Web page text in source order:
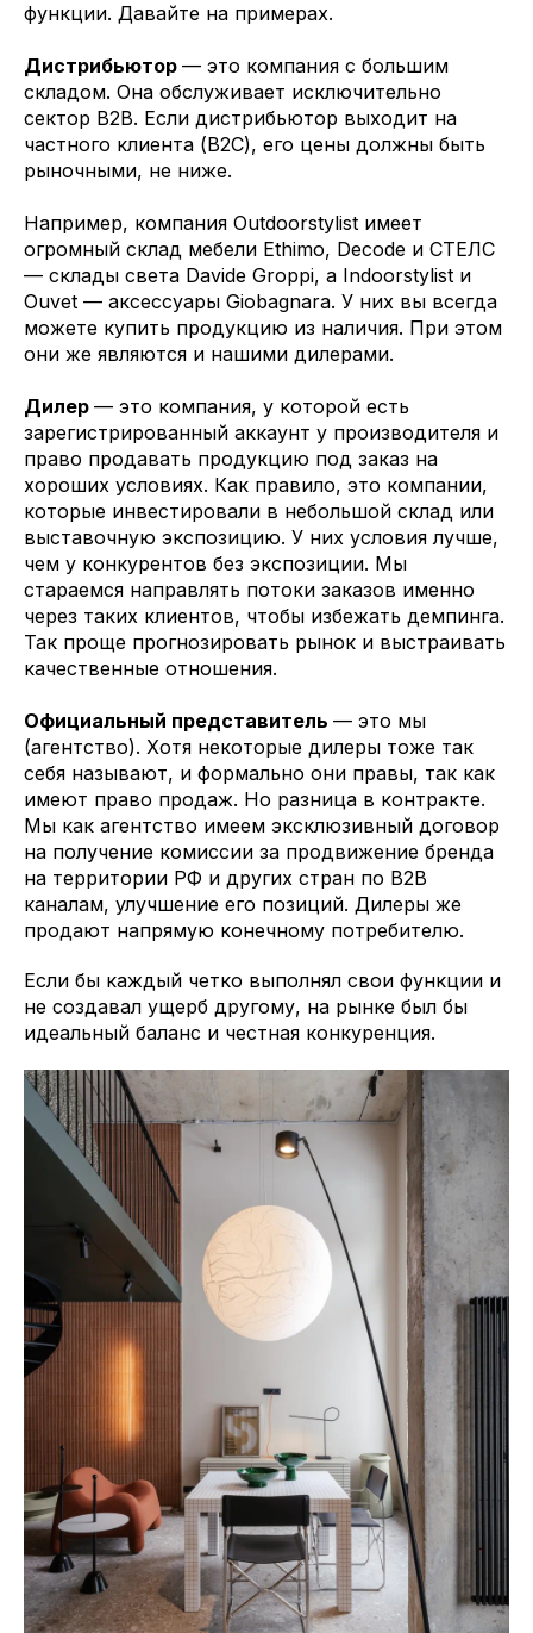
функции. Давайте на примерах.
Дистрибьютор — это компания с большим
складом. Она обслуживает исключительно
сектор B2B. Если дистрибьютор выходит на
частного клиента (B2C), его цены должны быть
рыночными, не ниже.
Например, компания Outdoorstylist имеет
огромный склад мебели Ethimo, Decode и СТЕЛС
— склады света Davide Groppi, а Indoorstylist и
Ouvet — аксессуары Giobagnara. У них вы всегда
можете купить продукцию из наличия. При этом
они же являются и нашими дилерами.
Дилер — это компания, у которой есть
зарегистрированный аккаунт у производителя и
право продавать продукцию под заказ на
хороших условиях. Как правило, это компании,
которые инвестировали в небольшой склад или
выставочную экспозицию. У них условия лучше,
чем у конкурентов без экспозиции. Мы
стараемся направлять потоки заказов именно
через таких клиентов, чтобы избежать демпинга.
Так проще прогнозировать рынок и выстраивать
качественные отношения.
Официальный представитель — это мы
(агентство). Хотя некоторые дилеры тоже так
себя называют, и формально они правы, так как
имеют право продаж. Но разница в контракте.
Мы как агентство имеем эксклюзивный договор
на получение комиссии за продвижение бренда
на территории РФ и других стран по B2B
каналам, улучшение его позиций. Дилеры же
продают напрямую конечному потребителю.
Если бы каждый четко выполнял свои функции и
не создавал ущерб другому, на рынке был бы
идеальный баланс и честная конкуренция.